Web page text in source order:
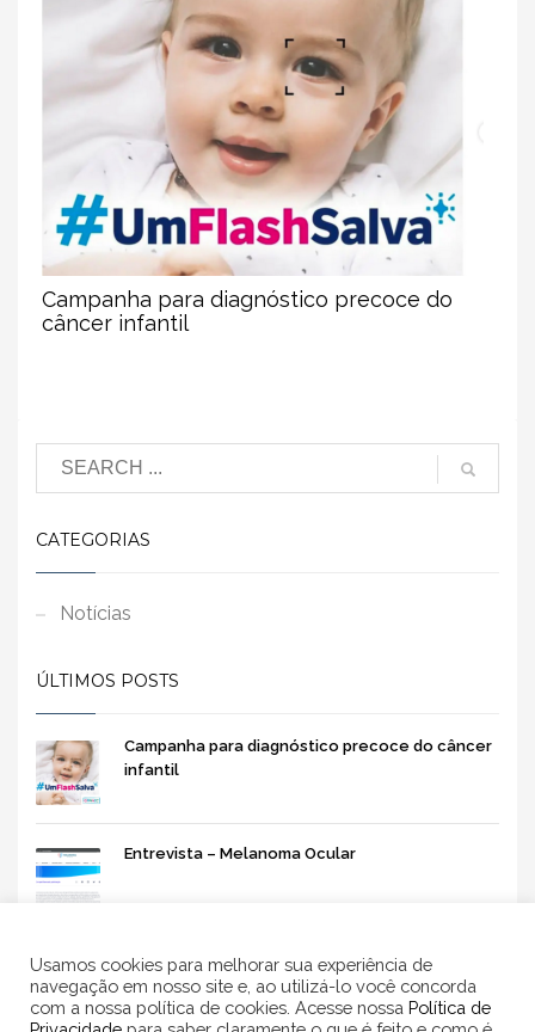
Campanha para diagnóstico precoce do
câncer infantil
Pesquisar
CATEGORIAS
Notícias
ÚLTIMOS POSTS
Campanha para diagnóstico precoce do câncer
infantil
Entrevista – Melanoma Ocular
Usamos cookies para melhorar sua experiência de
navegação em nosso site e, ao utilizá-lo você concorda
com a nossa política de cookies. Acesse nossa Política de